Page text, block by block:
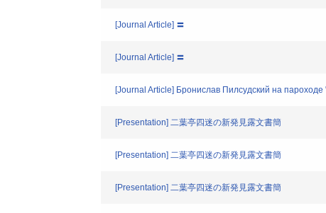
[Journal Article] 〓
[Journal Article] 〓
[Journal Article] Бронислав Пилсудский на
[Presentation] 二葉亭四迷の新発見露文書簡
[Presentation] 二葉亭四迷の新発見露文書簡
[Presentation] 二葉亭四迷の新発見露文書簡